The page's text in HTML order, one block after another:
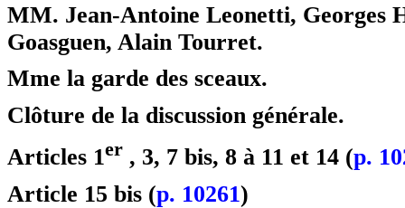
MM. Jean-Antoine Leonetti,
Goasguen, Alain Tourret.
Mme la garde des sceaux.
Clôture de la discussion générale.
Articles 1er , 3, 7 bis, 8 à 11 et 14 (p.
Article 15 bis (p. 10261)